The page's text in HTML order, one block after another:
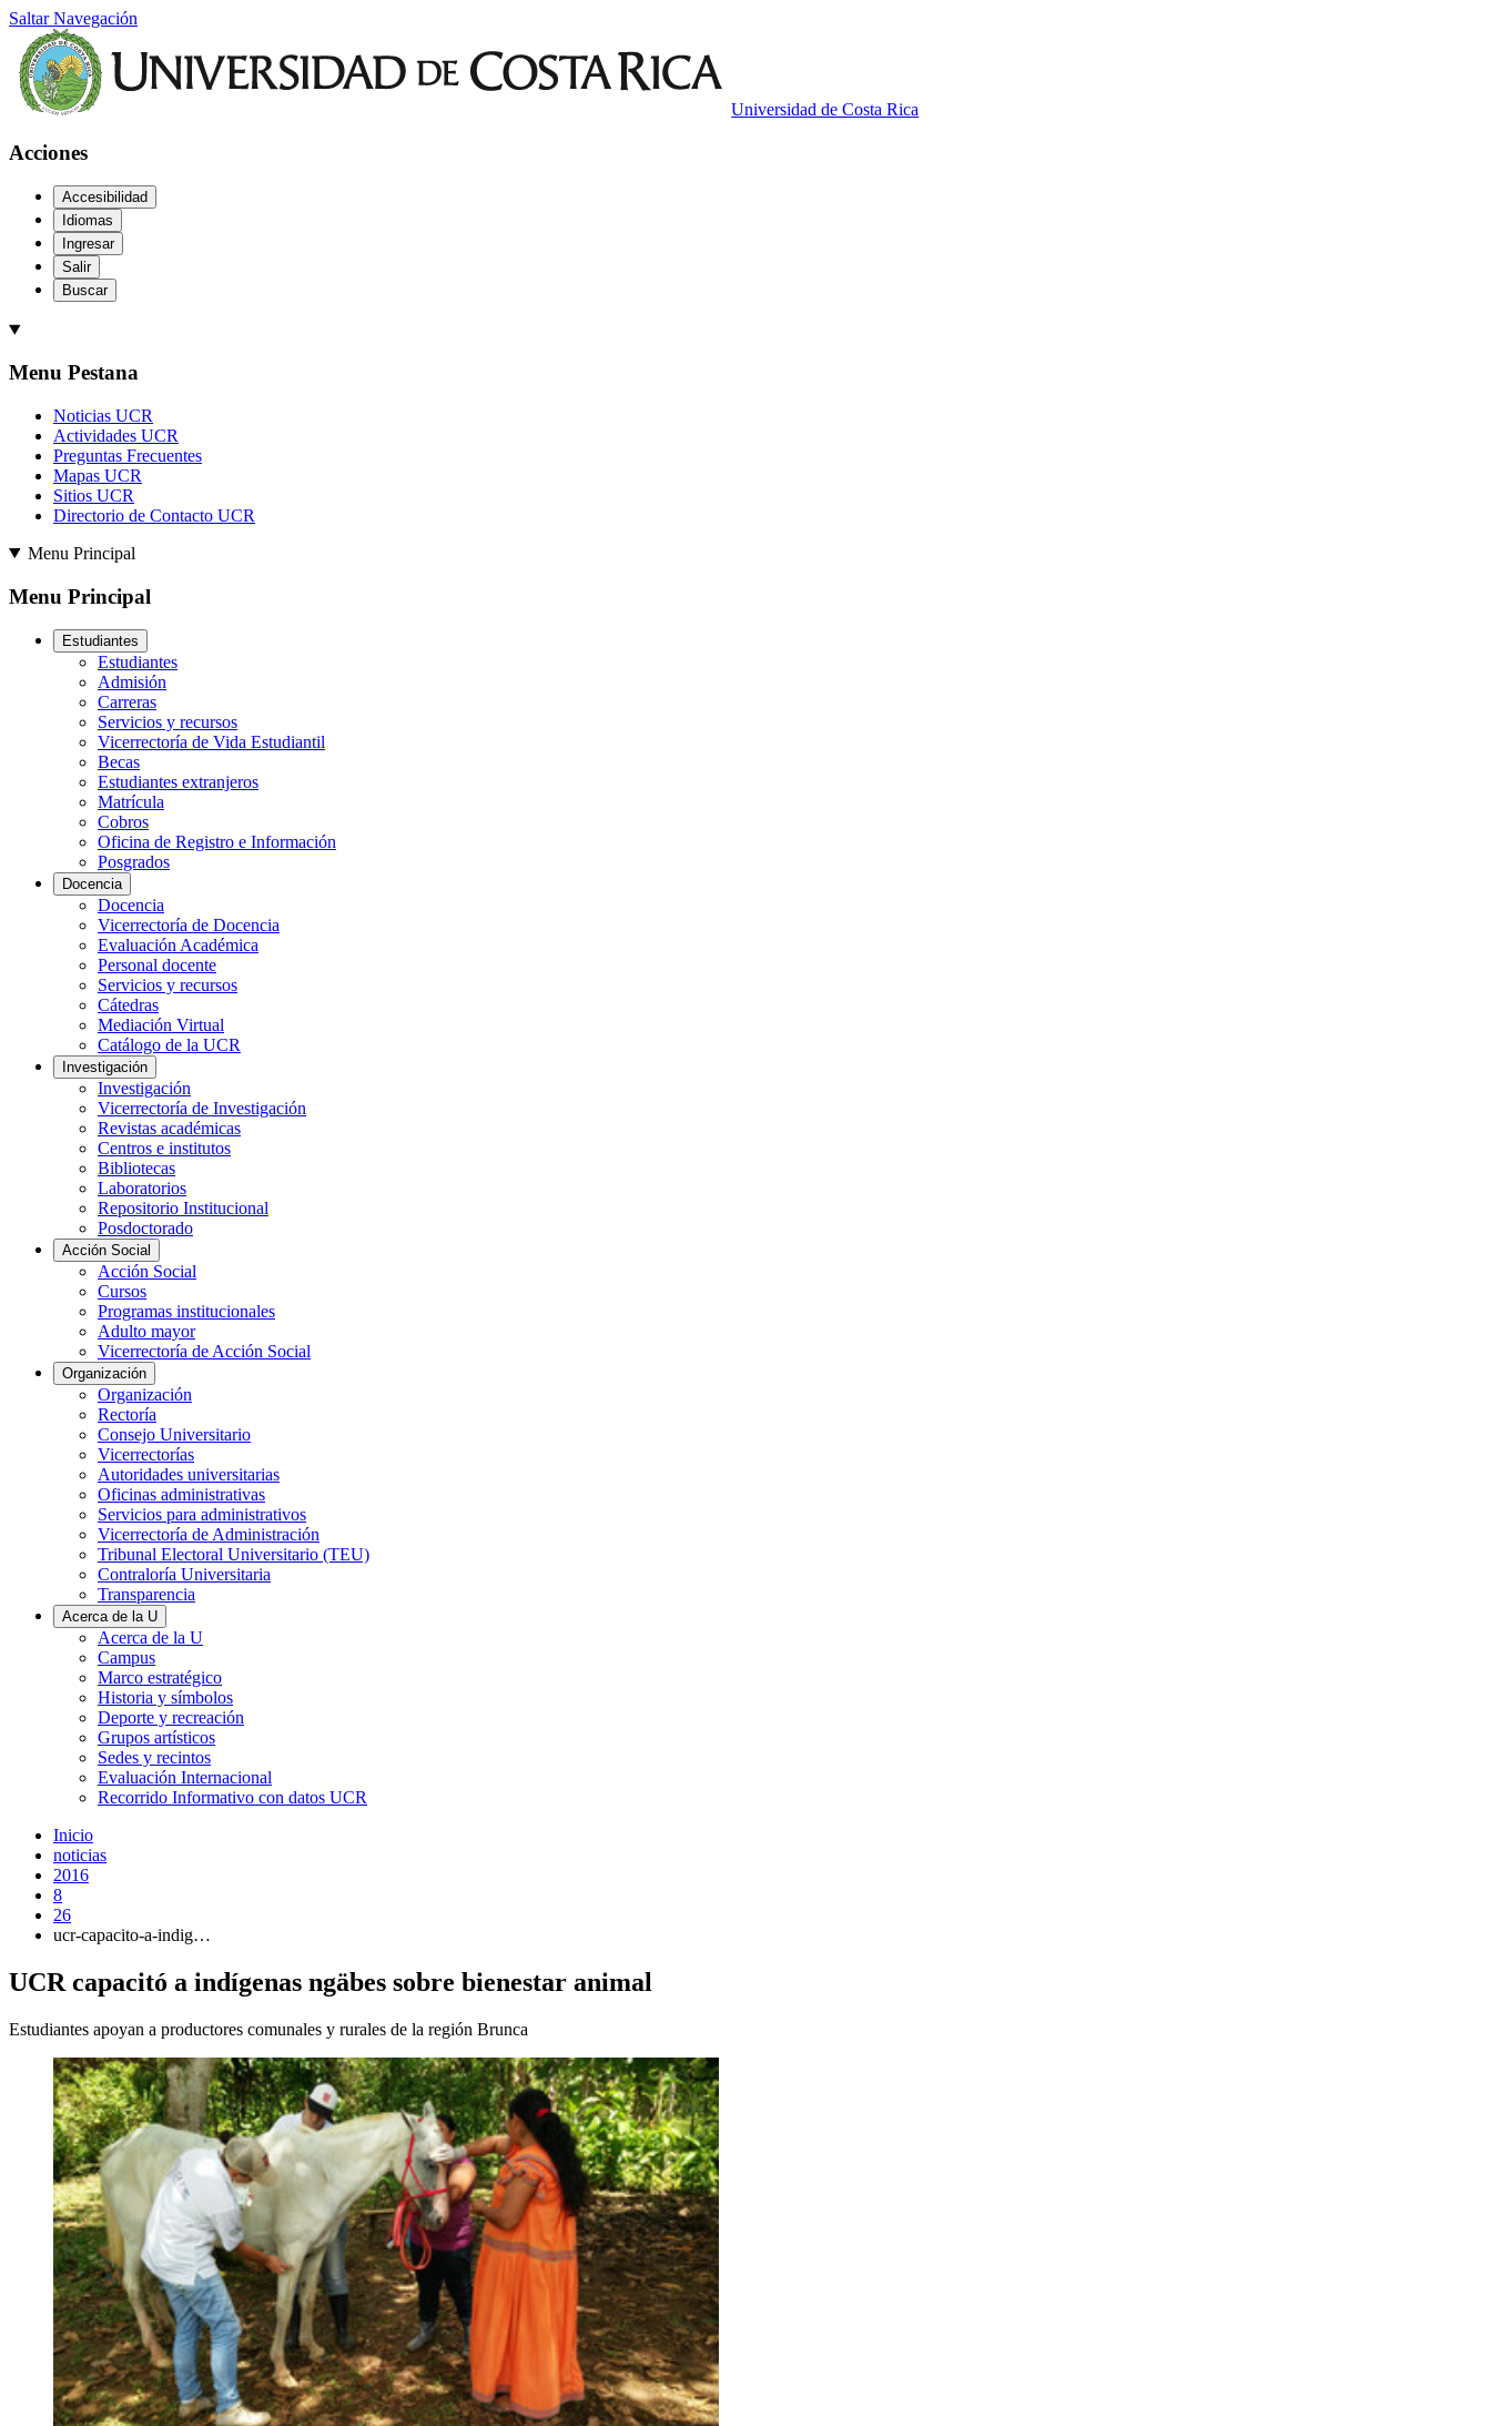
Saltar Navegación
Universidad de Costa Rica
Acciones
Accesibilidad
Idiomas
Ingresar
Salir
Buscar
Menu Pestana
Noticias UCR
Actividades UCR
Preguntas Frecuentes
Mapas UCR
Sitios UCR
Directorio de Contacto UCR
Menu Principal
Menu Principal
Estudiantes
Estudiantes
Admisión
Carreras
Servicios y recursos
Vicerrectoría de Vida Estudiantil
Becas
Estudiantes extranjeros
Matrícula
Cobros
Oficina de Registro e Información
Posgrados
Docencia
Docencia
Vicerrectoría de Docencia
Evaluación Académica
Personal docente
Servicios y recursos
Cátedras
Mediación Virtual
Catálogo de la UCR
Investigación
Investigación
Vicerrectoría de Investigación
Revistas académicas
Centros e institutos
Bibliotecas
Laboratorios
Repositorio Institucional
Posdoctorado
Acción Social
Acción Social
Cursos
Programas institucionales
Adulto mayor
Vicerrectoría de Acción Social
Organización
Organización
Rectoría
Consejo Universitario
Vicerrectorías
Autoridades universitarias
Oficinas administrativas
Servicios para administrativos
Vicerrectoría de Administración
Tribunal Electoral Universitario (TEU)
Contraloría Universitaria
Transparencia
Acerca de la U
Acerca de la U
Campus
Marco estratégico
Historia y símbolos
Deporte y recreación
Grupos artísticos
Sedes y recintos
Evaluación Internacional
Recorrido Informativo con datos UCR
Inicio
noticias
2016
8
26
ucr-capacito-a-indig…
UCR capacitó a indígenas ngäbes sobre bienestar animal
Estudiantes apoyan a productores comunales y rurales de la región Brunca